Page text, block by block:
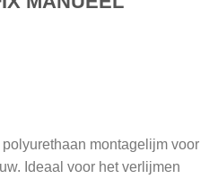
montagelijm voor
Ideaal voor het verlijmen